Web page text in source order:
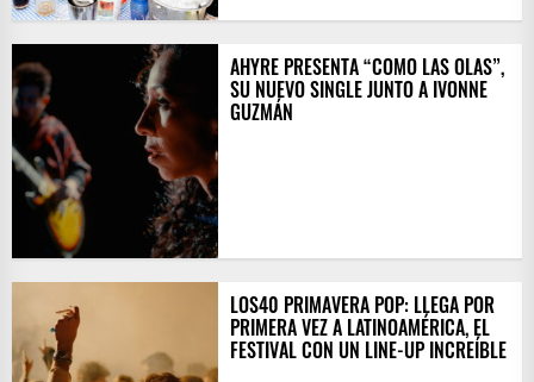
AHYRE PRESENTA “COMO LAS OLAS”,
SU NUEVO SINGLE JUNTO A IVONNE
GUZMÁN
LOS40 PRIMAVERA POP: LLEGA POR
PRIMERA VEZ A LATINOAMÉRICA, EL
FESTIVAL CON UN LINE-UP INCREÍBLE